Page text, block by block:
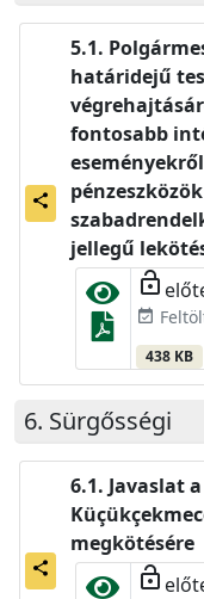
share
határidejű
fontosabb
jellegű
lock_open
event_available
438 KB
Sürgősségi
share
Javaslat
megkötésére
lock_open